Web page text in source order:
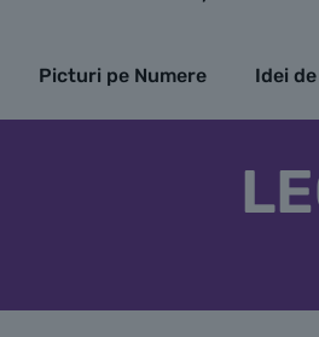
Picturi pe Numere Idei